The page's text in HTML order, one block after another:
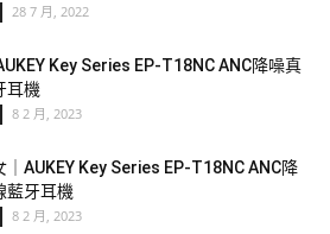
28 7 月, 2022
Key Series EP-T18NC ANC降噪真
耳機
8 2 月, 2023
｜AUKEY Key Series EP-T18NC ANC降
藍牙耳機
8 2 月, 2023